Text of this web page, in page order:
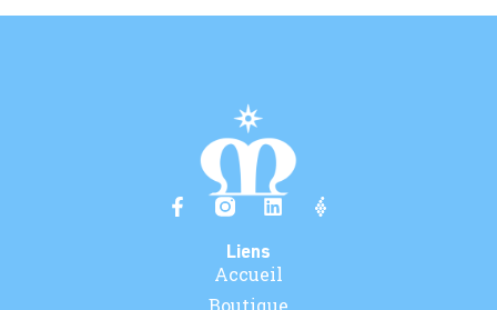
Liens
Accueil
Boutique